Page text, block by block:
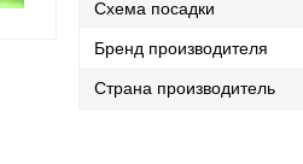
Схема посадки
Бренд производителя
Страна производитель